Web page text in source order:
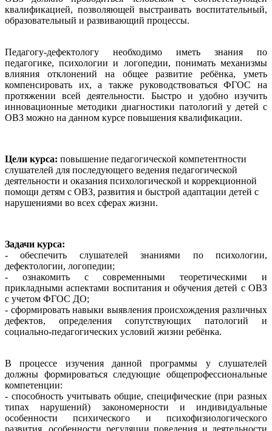
квалификацией, позволяющей выстраивать воспитательный,
образовательный и развивающий процессы.
Педагогу-дефектологу необходимо иметь знания по
педагогике, психологии и логопедии, понимать механизмы
влияния отклонений на общее развитие ребёнка, уметь
компенсировать их, а также руководствоваться ФГОС на
протяжении всей деятельности. Быстро и удобно изучить
инновационные методики диагностики патологий у детей с
ОВЗ можно на данном курсе повышения квалификации.
Цели курса: повышение педагогической компетентности
слушателей для последующего ведения педагогической
деятельности и оказания психологической и коррекционной
помощи детям с ОВЗ, развития и быстрой адаптации детей с
нарушениями во всех сферах жизни.
Задачи курса:
- обеспечить слушателей знаниями по психологии,
дефектологии, логопедии;
- ознакомить с современными теоретическими и
прикладными аспектами воспитания и обучения детей с ОВЗ
с учетом ФГОС ДО;
- сформировать навыки выявления происхождения различных
дефектов, определения сопутствующих патологий и
социально-педагогических условий жизни ребёнка.
В процессе изучения данной программы у слушателей
должны формироваться следующие общепрофессиональные
компетенции:
- способность учитывать общие, специфические (при разных
типах нарушений) закономерности и индивидуальные
особенности психического и психофизиологического